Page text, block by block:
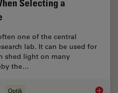
Selecting a
one of the central
lab. It can be used for
shed light on many
the…
Optik Factors